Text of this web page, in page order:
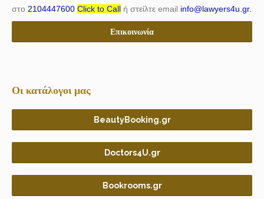
στο 2104447600 Click to Call ή στείλτε email info@lawyers4u.gr.
Επικοινωνία
Οι κατάλογοι μας
BeautyBooking.gr
Doctors4U.gr
Bookrooms.gr